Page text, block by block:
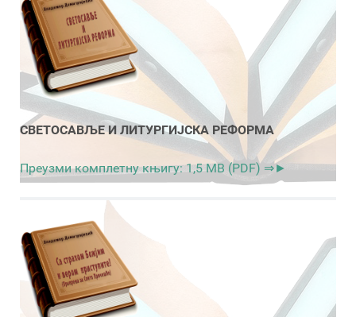
СВЕТОСАВЉЕ И ЛИТУРГИЈСКА РЕФОРМА
Преузми комплетну књигу: 1,5 MB (PDF) ⇒►